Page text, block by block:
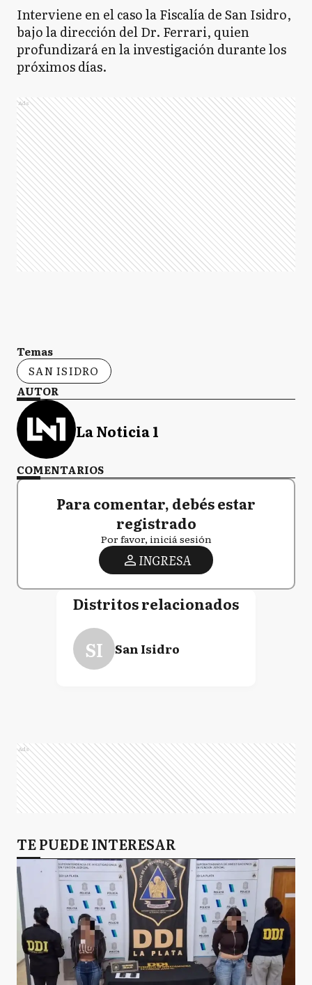
Interviene en el caso la Fiscalía de San Isidro,
bajo la dirección del Dr. Ferrari, quien
profundizará en la investigación durante los
próximos días.
Ads
Temas
SAN ISIDRO
AUTOR
La Noticia 1
COMENTARIOS
Para comentar, debés estar
registrado
Por favor, iniciá sesión
INGRESA
Distritos relacionados
SI San Isidro
Ads
TE PUEDE INTERESAR